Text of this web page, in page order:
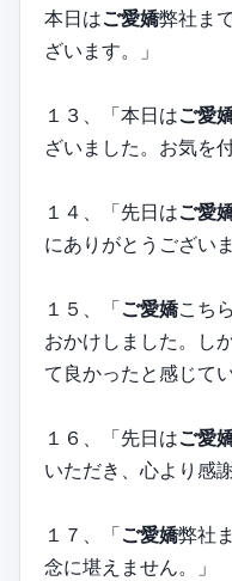
本日はご愛嬌弊社ま
ざいます。」
１３、「本日はご愛
ざいました。お気を
１４、「先日はご愛
にありがとうござい
１５、「ご愛嬌こち
おかけしました。し
て良かったと感じて
１６、「先日はご愛
いただき、心より感
１７、「ご愛嬌弊社
念に堪えません。」